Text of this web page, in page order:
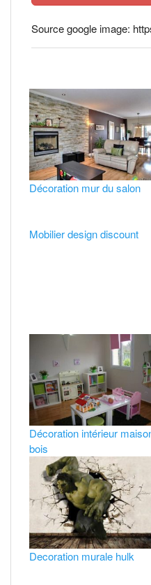
Source google image:
Décoration mur du salon
Mobilier design discount
Décoration intérieur
bois
Decoration murale hulk